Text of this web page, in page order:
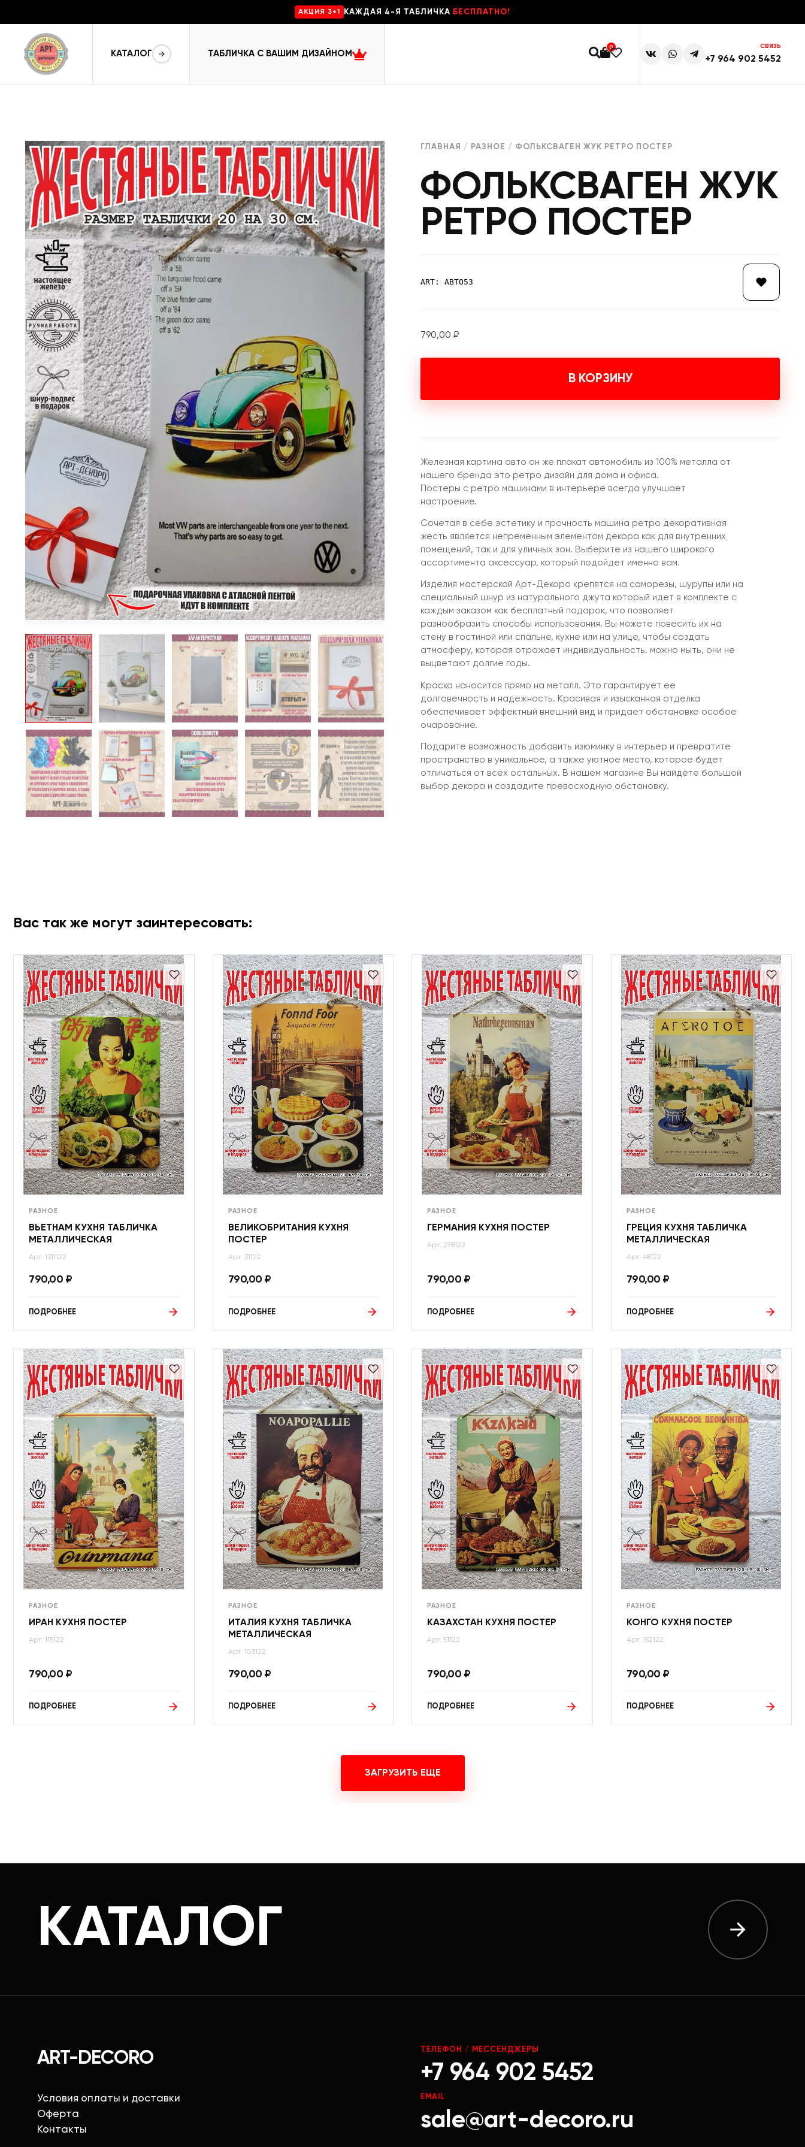
AKЦИЯ 3+1 КАЖДАЯ 4-Я ТАБЛИЧКА БЕСПЛАТНО!
КАТАЛОГ ТАБЛИЧКА С ВАШИМ ДИЗАЙНОМ
0 СВЯЗЬ
+7 964 902 5452
ГЛАВНАЯ / РАЗНОЕ / ФОЛЬКСВАГЕН ЖУК РЕТРО ПОСТЕР
ФОЛЬКСВАГЕН ЖУК
РЕТРО ПОСТЕР
ART: АВТО53
790,00 ₽
В КОРЗИНУ
Железная картина авто он же плакат автомобиль из 100% металла от
нашего бренда это ретро дизайн для дома и офиса.
Постеры с ретро машинами в интерьере всегда улучшает
настроение.
Сочетая в себе эстетику и прочность машина ретро декоративная
жесть является непременным элементом декора как для внутренних
помещений, так и для уличных зон. Выберите из нашего широкого
ассортимента аксессуар, который подойдет именно вам.
Изделия мастерской Арт-Декоро крепятся на саморезы, шурупы или на
специальный шнур из натурального джута который идет в комплекте с
каждым заказом как бесплатный подарок, что позволяет
разнообразить способы использования. Вы можете повесить их на
стену в гостиной или спальне, кухне или на улице, чтобы создать
атмосферу, которая отражает индивидуальность. можно мыть, они не
выцветают долгие годы.
Краска наносится прямо на металл. Это гарантирует ее
долговечность и надежность. Красивая и изысканная отделка
обеспечивает эффектный внешний вид и придает обстановке особое
очарование.
Подарите возможность добавить изюминку в интерьер и превратите
пространство в уникальное, а также уютное место, которое будет
отличаться от всех остальных. В нашем магазине Вы найдёте большой
выбор декора и создадите превосходную обстановку.
Вас так же могут заинтересовать:
РАЗНОЕ
ВЬЕТНАМ КУХНЯ ТАБЛИЧКА
МЕТАЛЛИЧЕСКАЯ
Арт: 1311122
790,00 ₽
ПОДРОБНЕЕ
РАЗНОЕ
ВЕЛИКОБРИТАНИЯ КУХНЯ
ПОСТЕР
Арт: 31122
790,00 ₽
ПОДРОБНЕЕ
РАЗНОЕ
ГЕРМАНИЯ КУХНЯ ПОСТЕР
Арт: 278122
790,00 ₽
ПОДРОБНЕЕ
РАЗНОЕ
ГРЕЦИЯ КУХНЯ ТАБЛИЧКА
МЕТАЛЛИЧЕСКАЯ
Арт: 48122
790,00 ₽
ПОДРОБНЕЕ
РАЗНОЕ
ИРАН КУХНЯ ПОСТЕР
Арт: 115122
790,00 ₽
ПОДРОБНЕЕ
РАЗНОЕ
ИТАЛИЯ КУХНЯ ТАБЛИЧКА
МЕТАЛЛИЧЕСКАЯ
Арт: 103122
790,00 ₽
ПОДРОБНЕЕ
РАЗНОЕ
КАЗАХСТАН КУХНЯ ПОСТЕР
Арт: 51122
790,00 ₽
ПОДРОБНЕЕ
РАЗНОЕ
КОНГО КУХНЯ ПОСТЕР
Арт: 152122
790,00 ₽
ПОДРОБНЕЕ
ЗАГРУЗИТЬ ЕЩЕ
КАТАЛОГ
ART-DECORO
Условия оплаты и доставки
Оферта
Контакты
ТЕЛЕФОН / МЕССЕНДЖЕРЫ
+7 964 902 5452
EMAIL
sale@art-decoro.ru